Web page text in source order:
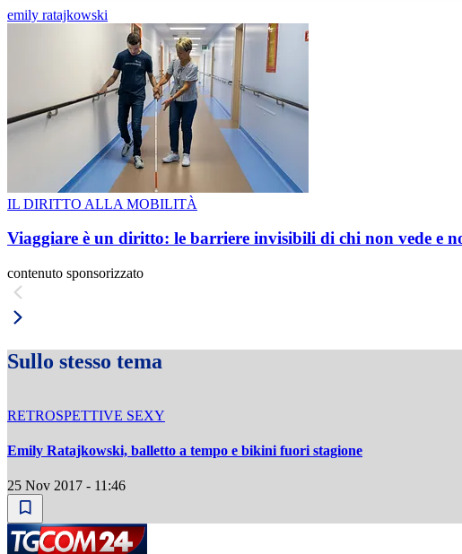
emily ratajkowski
IL DIRITTO ALLA MOBILITÀ
Viaggiare è un diritto: le barriere invisibili di chi non vede e
contenuto sponsorizzato
Sullo stesso tema
RETROSPETTIVE SEXY
Emily Ratajkowski, balletto a tempo e bikini fuori stagione
25 Nov 2017 - 11:46